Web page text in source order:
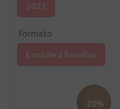
2022
Formato
Estuche 2 Botellas
-20%